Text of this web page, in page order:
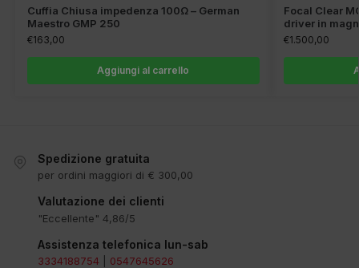
Cuffia Chiusa impedenza 100Ω – German
Maestro GMP 250
€163,00
Aggiungi al carrello
Focal Clear
driver in
€1.500,00
Spedizione gratuita
per ordini maggiori di € 300,00
Valutazione dei clienti
"Eccellente" 4,86/5
Assistenza telefonica lun-sab
3334188754 0547645626